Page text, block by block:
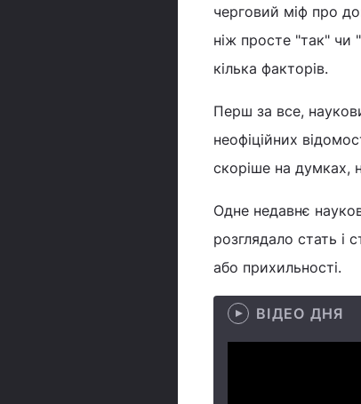
черговий міф про
ніж просте "так" чи
кілька факторів.
Перш за все,
неофіційних
скоріше на думках,
Одне недавнє
розглядало стать і
або прихильності.
ВІДЕО ДНЯ